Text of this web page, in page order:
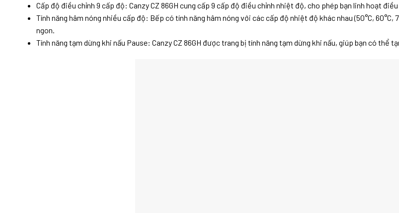
Cấp độ điều chỉnh 9 cấp độ: Canzy CZ 86GH cung cấp 9 cấp độ điều chỉnh nhiệt độ, cho phép bạn linh hoạt
Tính năng hâm nóng nhiều cấp độ: Bếp có tính năng hâm nóng với các cấp độ nhiệt độ khác nhau (50°C,
ngon.
Tính năng tạm dừng khi nấu Pause: Canzy CZ 86GH được trang bị tính năng tạm dừng khi nấu, giúp bạn có